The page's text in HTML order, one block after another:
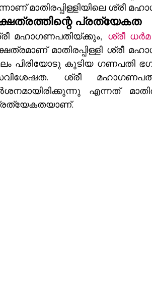
ഒന്നാണ്‌ മാതിരപ്പിള്ളിയിലെ
പ്രത്യേകത
മഹാഗണപതിയ്ക്കും, ശ്രീ
ശ്രീ മഹാഗണപതി ക്ഷേത്രം. ആദിമൂല ഗണപതി ഭാവത്തിൽ
പിരിയോടു കൂടിയ ഗണപതി ഭഗവാന്റെ
ശ്രീ
എന്നത്‌ മാതിരപ്പിള്ളി മഹാഗണപതി ക്ഷേത്രത്തിന്റെ മറ്റൊരു
പ്രത്യേകതയാണ്‌.